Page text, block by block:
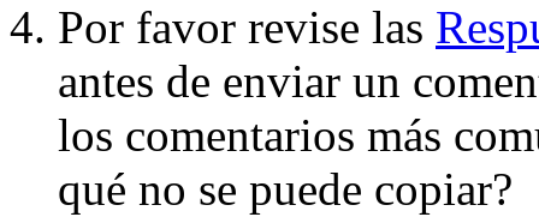
Por favor revise las
antes de enviar un
los comentarios más
qué no se puede copiar?